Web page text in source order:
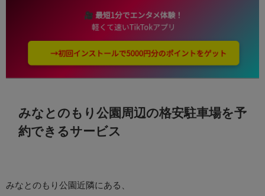
みなとのもり公園周辺の格安駐車場を予
約できるサービス
みなとのもり公園近隣にある、